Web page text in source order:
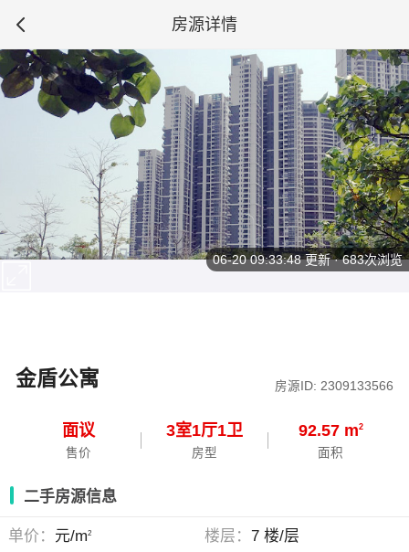
房源详情
金盾公寓 房源ID: 2309133566
面议
售价
3室1厅1卫
房型
92.57 m2
面积
06-20 09:33:48更新 · 683次浏览
二手房源信息
单价： 元/m2 楼层： 7 楼/层